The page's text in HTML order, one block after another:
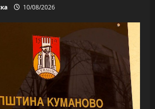
10/08/2026